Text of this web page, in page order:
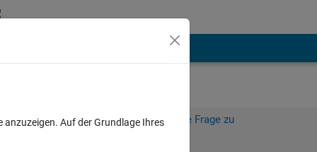
Melden Sie sich an, um diese Frage zu
Auf der Grundlage Ihres